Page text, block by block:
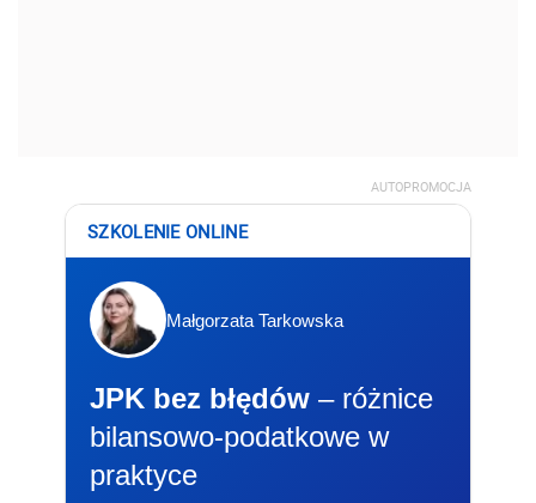
AUTOPROMOCJA
SZKOLENIE ONLINE
Małgorzata Tarkowska
JPK bez błędów – różnice
bilansowo-podatkowe w
praktyce